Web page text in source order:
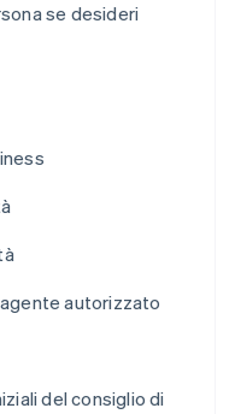
se desideri
autorizzato
del consiglio di